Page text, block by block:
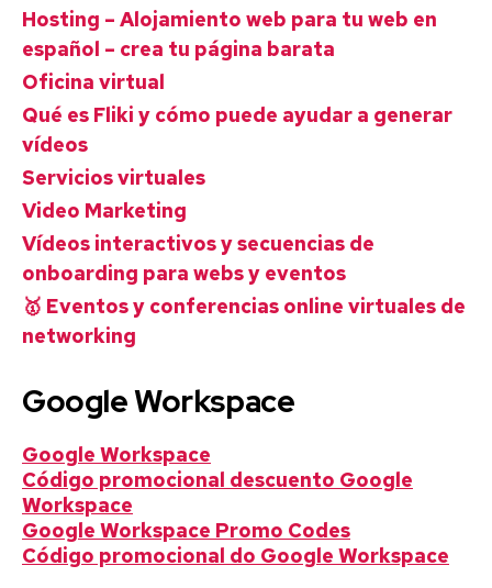
Hosting – Alojamiento web para tu web en
español – crea tu página barata
Oficina virtual
Qué es Fliki y cómo puede ayudar a generar
vídeos
Servicios virtuales
Video Marketing
Vídeos interactivos y secuencias de
onboarding para webs y eventos
🥇 Eventos y conferencias online virtuales de
networking
Google Workspace
Google Workspace
Código promocional descuento Google
Workspace
Google Workspace Promo Codes
Código promocional do Google Workspace